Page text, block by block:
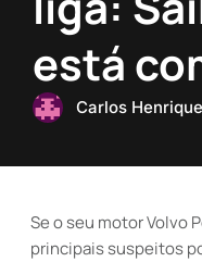
está
Carlos Henrique
Se o seu motor Volvo
principais suspeitos